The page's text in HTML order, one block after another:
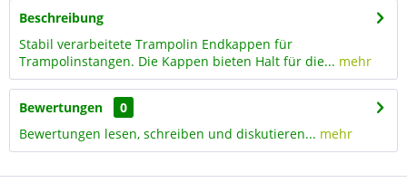
Beschreibung
Stabil verarbeitete Trampolin Endkappen für
Trampolinstangen. Die Kappen bieten Halt für die... mehr
Bewertungen
0
Bewertungen lesen, schreiben und diskutieren... mehr